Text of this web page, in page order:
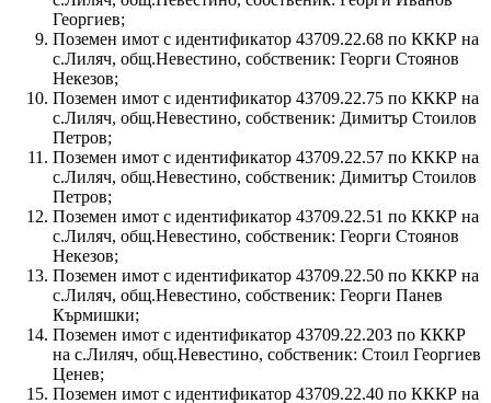
Георгиев;
Поземен имот с идентификатор 43709.22.68 по КККР на
с.Лиляч, общ.Невестино, собственик: Георги Стоянов
Некезов;
Поземен имот с идентификатор 43709.22.75 по КККР на
с.Лиляч, общ.Невестино, собственик: Димитър Стоилов
Петров;
Поземен имот с идентификатор 43709.22.57 по КККР на
с.Лиляч, общ.Невестино, собственик: Димитър Стоилов
Петров;
Поземен имот с идентификатор 43709.22.51 по КККР на
с.Лиляч, общ.Невестино, собственик: Георги Стоянов
Некезов;
Поземен имот с идентификатор 43709.22.50 по КККР на
с.Лиляч, общ.Невестино, собственик: Георги Панев
Кърмишки;
Поземен имот с идентификатор 43709.22.203 по КККР
на с.Лиляч, общ.Невестино, собственик: Стоил Георгиев
Ценев;
Поземен имот с идентификатор 43709.22.40 по КККР на